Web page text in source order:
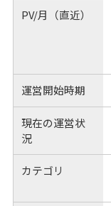
PV/月（直近）
運営開始時期
現在の運営状
況
カテゴリ